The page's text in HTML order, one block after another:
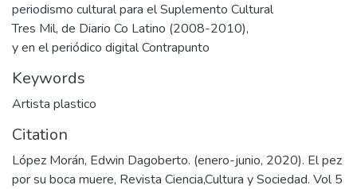
periodismo cultural para el Suplemento Cultural
Tres Mil, de Diario Co Latino (2008-2010),
y en el periódico digital Contrapunto
Keywords
Artista plastico
Citation
López Morán, Edwin Dagoberto. (enero-junio, 2020). El pez
por su boca muere, Revista Ciencia,Cultura y Sociedad. Vol 5